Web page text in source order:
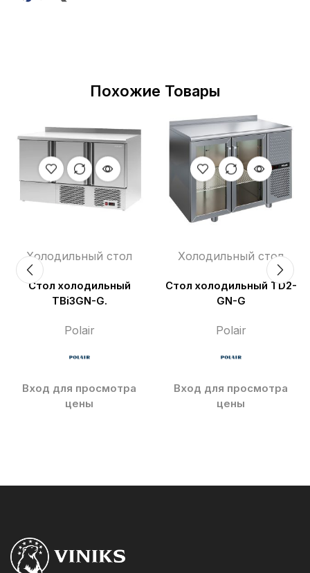
Похожие Товары
Холодильный стол
Стол холодильный
TBi3GN-G.
Polair
Вход для просмотра
цены
Холодильный стол
Стол холодильный TD2-
GN-G
Polair
Вход для просмотра
цены